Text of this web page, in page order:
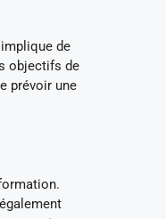
de
objectifs de
prévoir une